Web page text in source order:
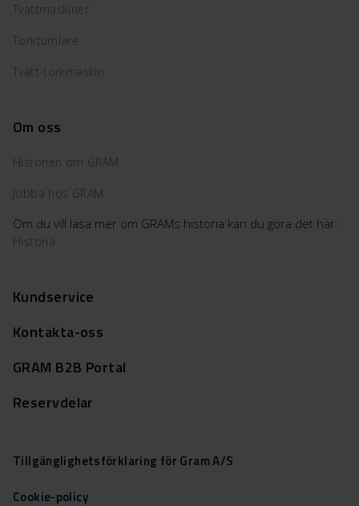
Tvättmaskiner
Torktumlare
Tvätt-torkmaskin
Om oss
Historien om GRAM
Jobba hos GRAM
Om du vill läsa mer om GRAMs historia kan du göra det här:
Historia
Kundservice
Kontakta-oss
GRAM B2B Portal
Reservdelar
Tillgänglighetsförklaring för Gram A/S
Cookie-policy